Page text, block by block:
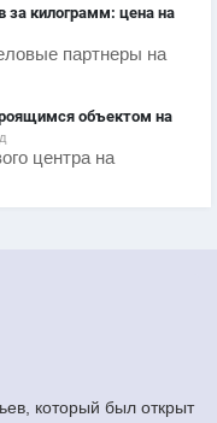
за килограмм: цена на
партнеры на
объектом на
центра на
который был открыт